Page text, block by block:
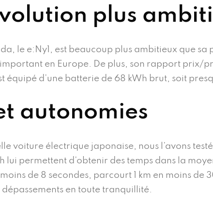
plus
le e:Ny1, est beaucoup plus ambitieux que sa
en Europe. De plus, son rapport prix/
équipé d’une batterie de 68 kWh brut, soit
autonomies
voiture électrique japonaise, nous l’avons
lui permettent d’obtenir des temps dans la
de 8 secondes, parcourt 1 km en moins de
en toute tranquillité.